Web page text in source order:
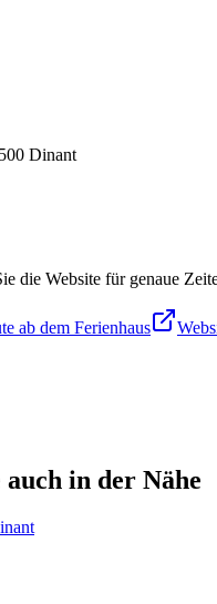
Dinant
die Website für genaue
ab dem Ferienhaus
in der Nähe